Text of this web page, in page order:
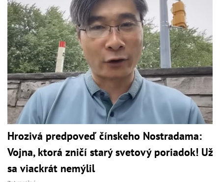
Hrozivá predpoveď čínskeho Nostradama:
Vojna, ktorá zničí starý svetový poriadok! Už
sa viackrát nemýlil